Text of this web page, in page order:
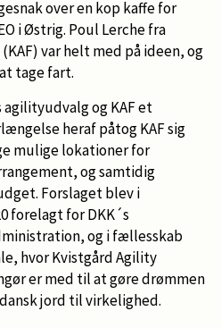
over en kop kaffe for
i Østrig. Poul Lerche fra
var helt med på ideen, og
tage fart.
agilityudvalg og KAF et
heraf påtog KAF sig
mulige lokationer for
og samtidig
Forslaget blev i
forelagt for DKK´s
og i fællesskab
hvor Kvistgård Agility
er med til at gøre drømmen
jord til virkelighed.